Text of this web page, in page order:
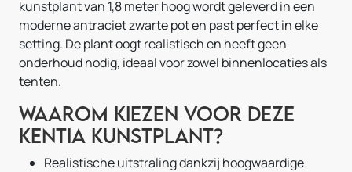
kunstplant van 1,8 meter hoog wordt geleverd in een
moderne antraciet zwarte pot en past perfect in elke
setting. De plant oogt realistisch en heeft geen
onderhoud nodig, ideaal voor zowel binnenlocaties als
tenten.
Waarom kiezen voor deze
Kentia kunstplant?
Realistische uitstraling dankzij hoogwaardige